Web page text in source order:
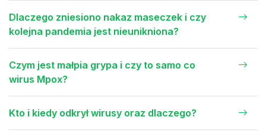
Dlaczego zniesiono nakaz maseczek i czy
kolejna pandemia jest nieunikniona?
Czym jest małpia grypa i czy to samo co
wirus Mpox?
Kto i kiedy odkrył wirusy oraz dlaczego?